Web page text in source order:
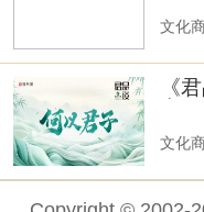
爆打
文化
《
文化